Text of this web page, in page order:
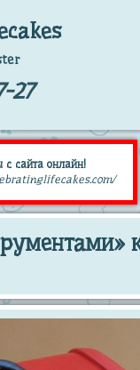
27
сайта онлайн!